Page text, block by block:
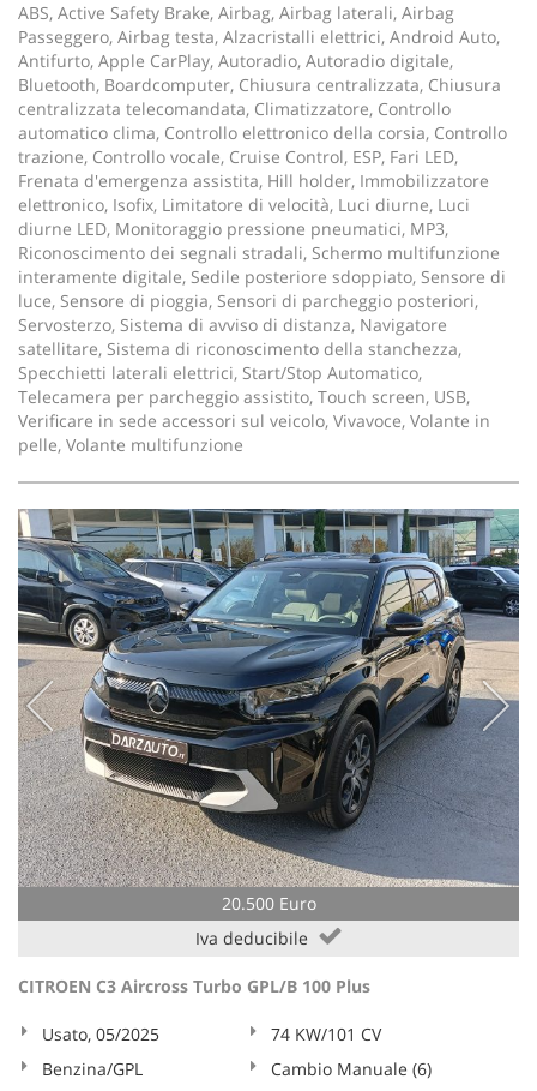
ABS, Active Safety Brake, Airbag, Airbag laterali, Airbag
Passeggero, Airbag testa, Alzacristalli elettrici, Android Auto,
Antifurto, Apple CarPlay, Autoradio, Autoradio digitale,
Bluetooth, Boardcomputer, Chiusura centralizzata, Chiusura
centralizzata telecomandata, Climatizzatore, Controllo
automatico clima, Controllo elettronico della corsia, Controllo
trazione, Controllo vocale, Cruise Control, ESP, Fari LED,
Frenata d'emergenza assistita, Hill holder, Immobilizzatore
elettronico, Isofix, Limitatore di velocità, Luci diurne, Luci
diurne LED, Monitoraggio pressione pneumatici, MP3,
Riconoscimento dei segnali stradali, Schermo multifunzione
interamente digitale, Sedile posteriore sdoppiato, Sensore di
luce, Sensore di pioggia, Sensori di parcheggio posteriori,
Servosterzo, Sistema di avviso di distanza, Navigatore
satellitare, Sistema di riconoscimento della stanchezza,
Specchietti laterali elettrici, Start/Stop Automatico,
Telecamera per parcheggio assistito, Touch screen, USB,
Verificare in sede accessori sul veicolo, Vivavoce, Volante in
pelle, Volante multifunzione
20.500 Euro
Iva deducibile
CITROEN C3 Aircross Turbo GPL/B 100 Plus
Usato, 05/2025
74 KW/101 CV
Benzina/GPL
Cambio Manuale (6)